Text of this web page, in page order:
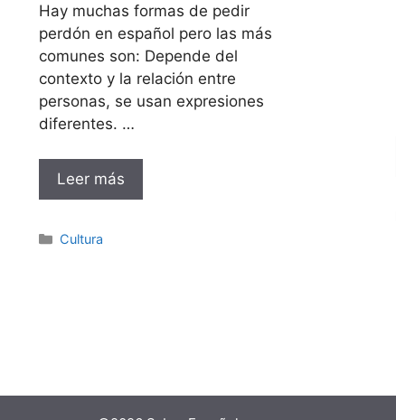
Hay muchas formas de pedir
perdón en español pero las más
comunes son: Depende del
contexto y la relación entre
personas, se usan expresiones
diferentes. …
Leer más
Categorías
Cultura